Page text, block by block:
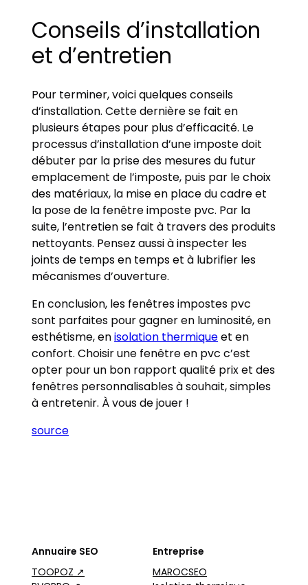
Conseils d’installation
et d’entretien
Pour terminer, voici quelques conseils
d’installation. Cette dernière se fait en
plusieurs étapes pour plus d’efficacité. Le
processus d’installation d’une imposte doit
débuter par la prise des mesures du futur
emplacement de l’imposte, puis par le choix
des matériaux, la mise en place du cadre et
la pose de la fenêtre imposte pvc. Par la
suite, l’entretien se fait à travers des produits
nettoyants. Pensez aussi à inspecter les
joints de temps en temps et à lubrifier les
mécanismes d’ouverture.
En conclusion, les fenêtres impostes pvc
sont parfaites pour gagner en luminosité, en
esthétisme, enisolation thermiqueet en
confort. Choisir une fenêtre en pvc c’est
opter pour un bon rapport qualité prix et des
fenêtres personnalisables à souhait, simples
à entretenir. À vous de jouer !
source
Annuaire SEO
TOOPOZ ↗
Entreprise
MAROCSEO